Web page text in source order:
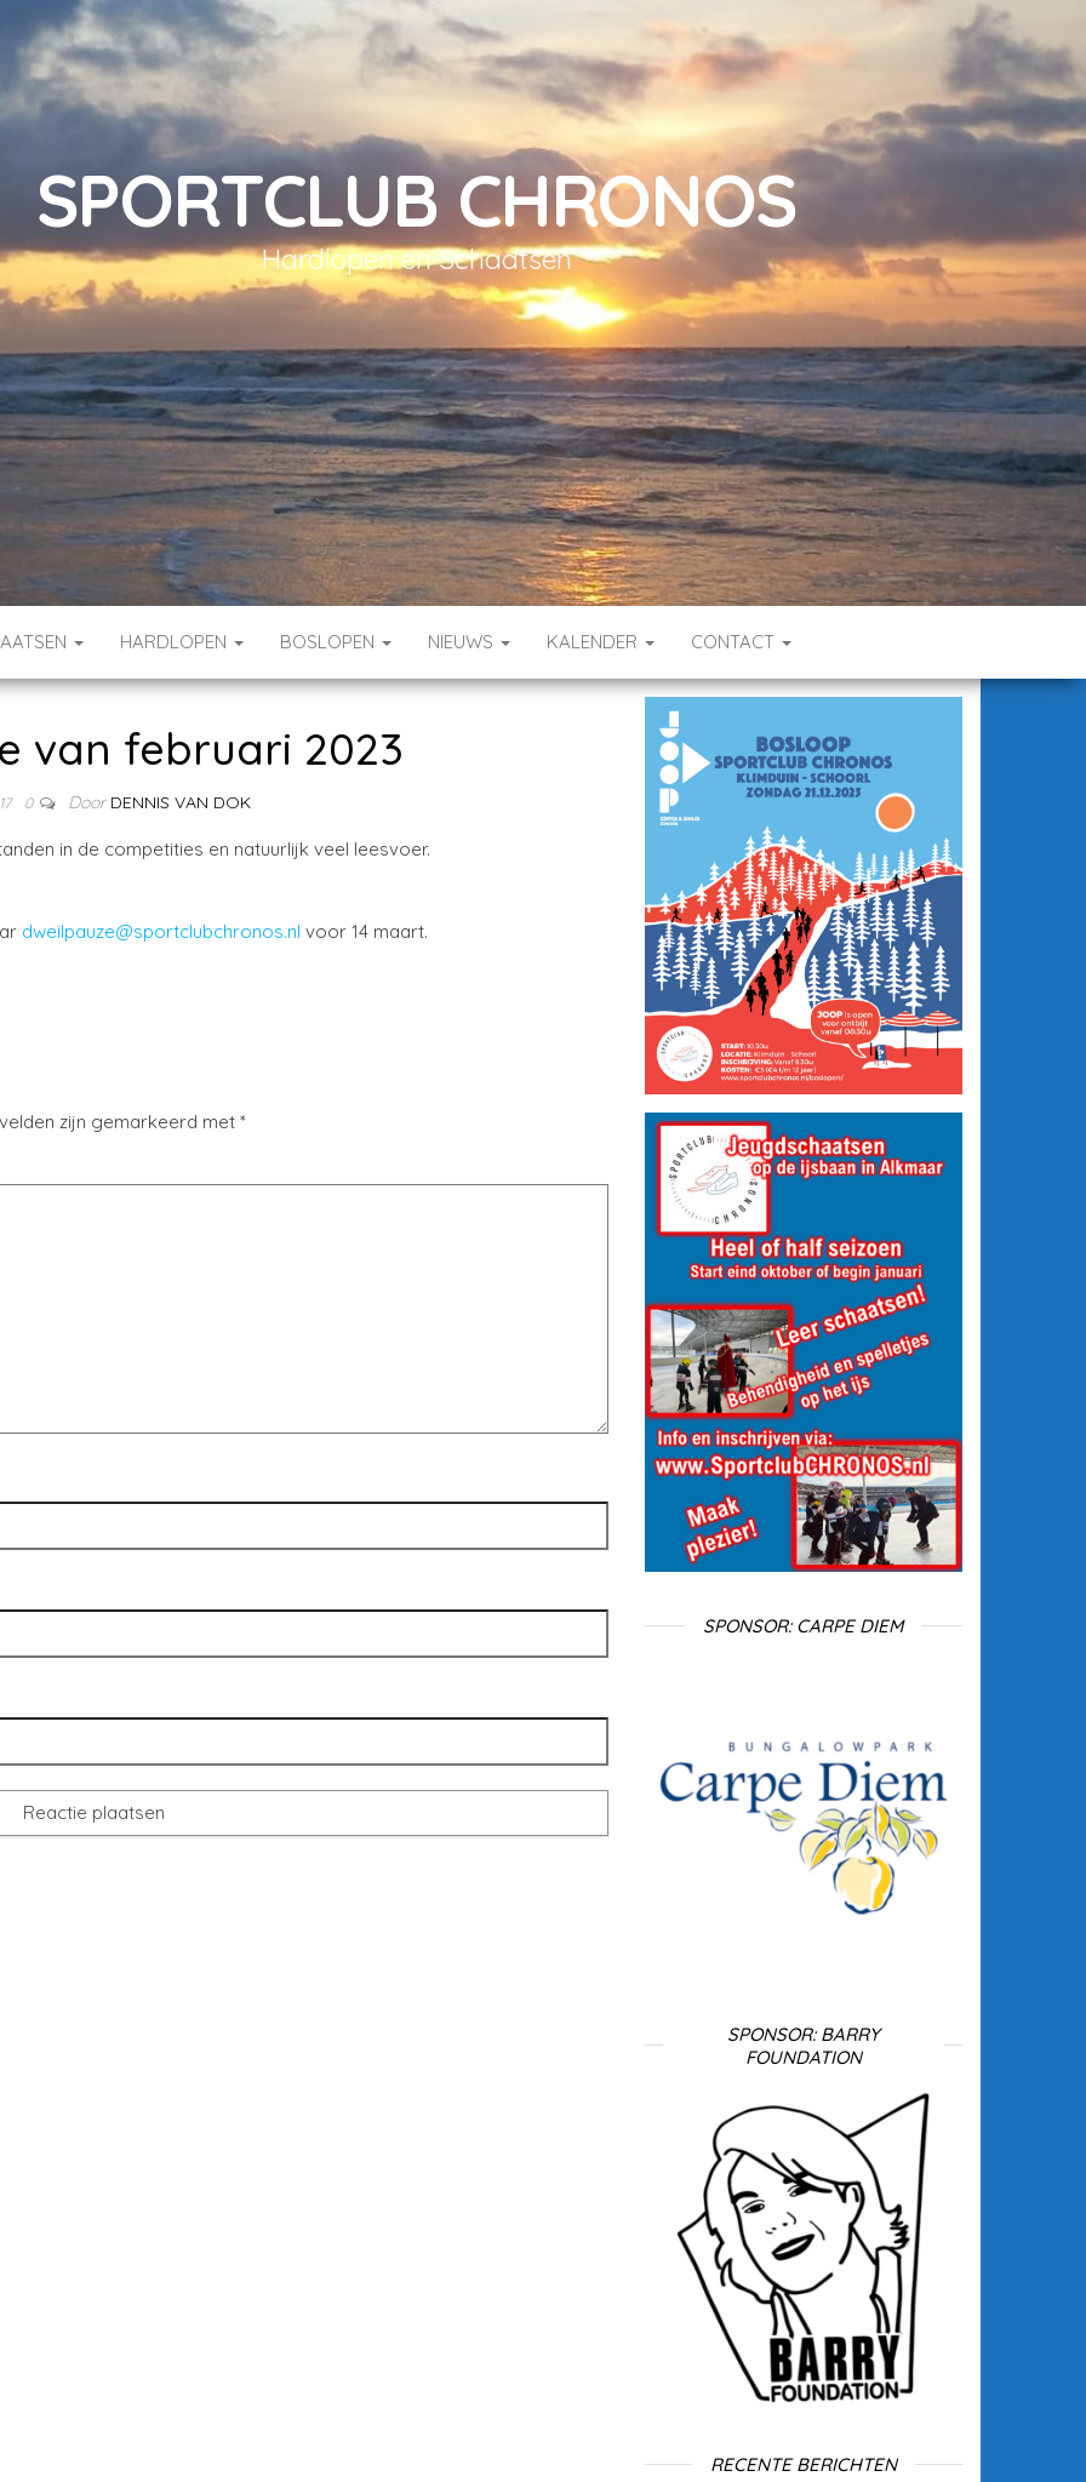
SPORTCLUB CHRONOS
Hardlopen en Schaatsen
HARDLOPEN BOSLOPEN NIEUWS KALENDER CONTACT
van februari 2023
0 Door DENNIS VAN DOK
in de competities en natuurlijk veel leesvoer.
dweilpauze@sportclubchronos.nl voor 14 maart.
zijn gemarkeerd met *
SPONSOR: CARPE DIEM
SPONSOR: BARRY
FOUNDATION
RECENTE BERICHTEN